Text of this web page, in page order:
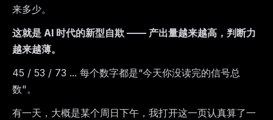
来多少。
这就是 AI 时代的新型自欺 —— 产出量越来越高，判断力
越来越薄。
45 / 53 / 73 ... 每个数字都是“今天你没读完的信号总
数"。
有一天，大概是某个周日下午，我打开这一页认真算了一